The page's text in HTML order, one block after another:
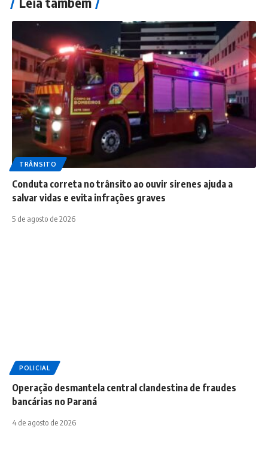
TRÂNSITO
Conduta correta no trânsito ao ouvir sirenes ajuda a
salvar vidas e evita infrações graves
5 de agosto de 2026
POLICIAL
Operação desmantela central clandestina de fraudes
bancárias no Paraná
4 de agosto de 2026